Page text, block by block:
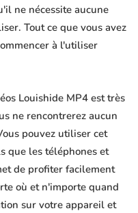
ne nécessite aucune
Tout ce que vous avez
à l'utiliser
Louishide MP4 est très
ne rencontrerez aucun
pouvez utiliser cet
que les téléphones et
de profiter facilement
où et n'importe quand
sur votre appareil et